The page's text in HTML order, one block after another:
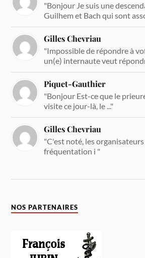
"Bonjour Je suis une
Guilhem et Bach qui sont
Gilles Chevriau
"Impossible de répondre à
un(e) internaute veut
Piquet-Gauthier
"Bonjour Est-ce que le
visite ce jour-là, le ..."
Gilles Chevriau
"C'est noté, les
fréquentation i "
NOS PARTENAIRES